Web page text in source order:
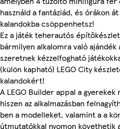
használd a fantáziád, és órákon
kalandokba csöppenhetsz!
Ez a játék teherautós
bármilyen alkalomra való ajándék
szeretnek kézzelfogható
(külön kapható) LEGO City
kalandokért!
A LEGO Builder appal a
hiszen az alkalmazásban
ben a modelleket, valamint a a
útmutatókkal nyomon követhetik